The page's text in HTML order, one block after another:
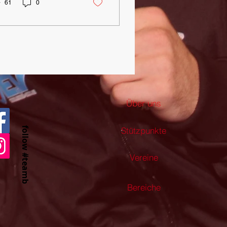
61 0
follow #teamb
Über uns
Stützpunkte
Vereine
Bereiche